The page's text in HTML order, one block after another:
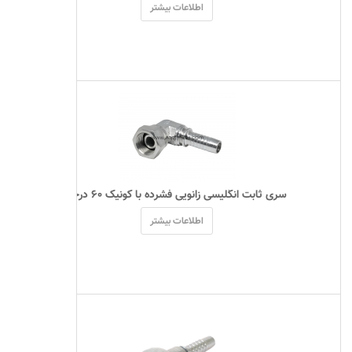
اطلاعات بیشتر
سری ثابت انگلیسی زانویی فشرده با کونیک ۶۰ درجه
اطلاعات بیشتر